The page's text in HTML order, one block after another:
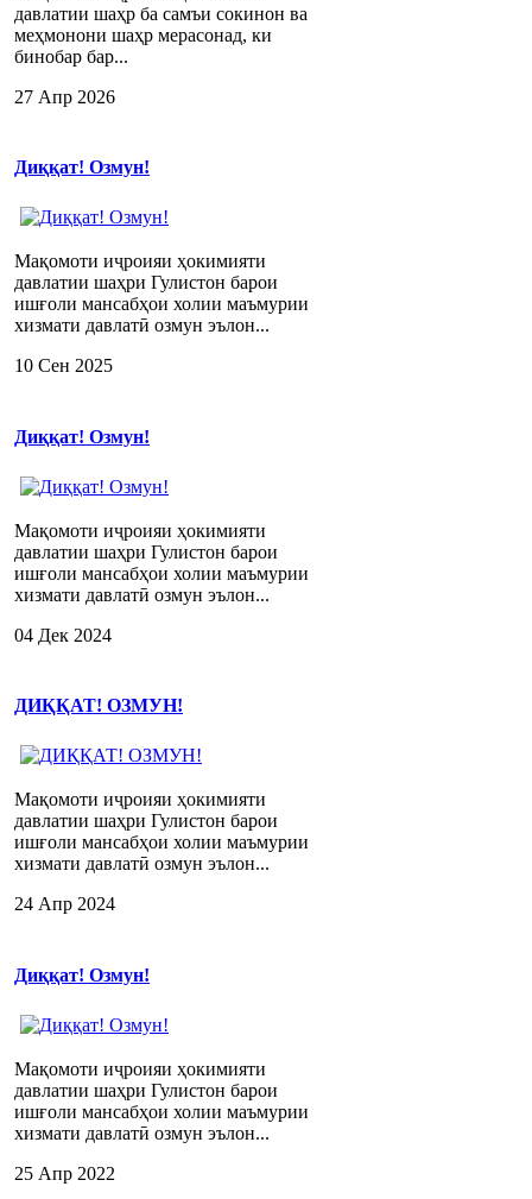
давлатии шаҳр ба самъи сокинон ва
меҳмонони шаҳр мерасонад, ки
бинобар бар...
27 Апр 2026
Диққат! Озмун!
Мақомоти иҷроияи ҳокимияти
давлатии шаҳри Гулистон барои
ишғоли мансабҳои холии маъмурии
хизмати давлатӣ озмун эълон...
10 Сен 2025
Диққат! Озмун!
Мақомоти иҷроияи ҳокимияти
давлатии шаҳри Гулистон барои
ишғоли мансабҳои холии маъмурии
хизмати давлатӣ озмун эълон...
04 Дек 2024
ДИҚҚАТ! ОЗМУН!
Мақомоти иҷроияи ҳокимияти
давлатии шаҳри Гулистон барои
ишғоли мансабҳои холии маъмурии
хизмати давлатӣ озмун эълон...
24 Апр 2024
Диққат! Озмун!
Мақомоти иҷроияи ҳокимияти
давлатии шаҳри Гулистон барои
ишғоли мансабҳои холии маъмурии
хизмати давлатӣ озмун эълон...
25 Апр 2022